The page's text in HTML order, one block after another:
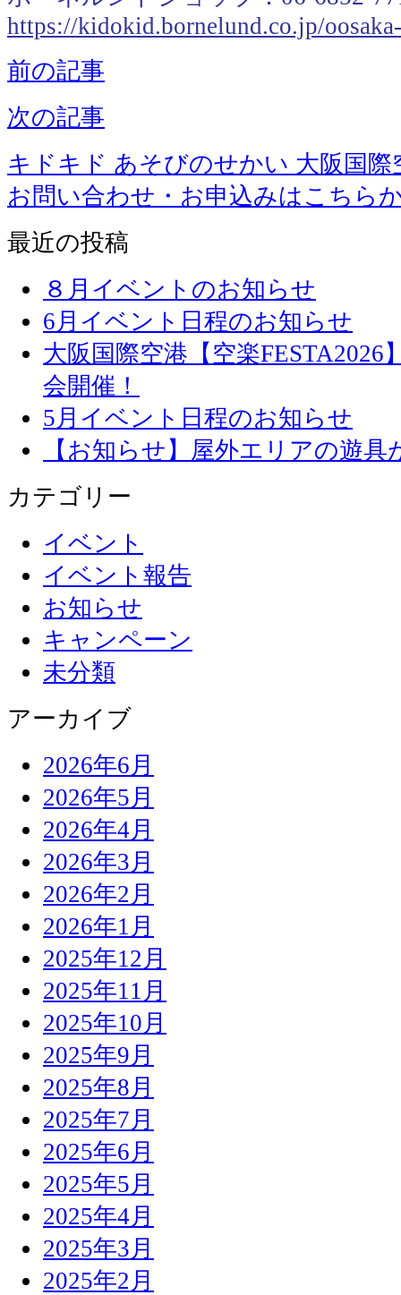
https://kidokid.bornelund.co.jp/
前の記事
次の記事
キドキド あそびのせかい 大阪国際
お問い合わせ・お申込みはこちら
最近の投稿
８月イベントのお知らせ
6月イベント日程のお知らせ
大阪国際空港【空楽
会開催！
5月イベント日程のお知らせ
【お知らせ】屋外エリアの遊
カテゴリー
イベント
イベント報告
お知らせ
キャンペーン
未分類
アーカイブ
2026年6月
2026年5月
2026年4月
2026年3月
2026年2月
2026年1月
2025年12月
2025年11月
2025年10月
2025年9月
2025年8月
2025年7月
2025年6月
2025年5月
2025年4月
2025年3月
2025年2月